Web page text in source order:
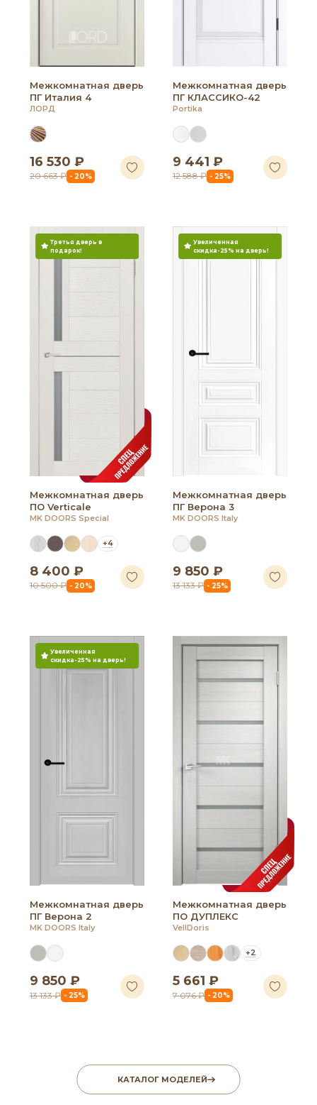
КАТАЛОГ МОДЕЛЕЙ
Межкомнатная дверь
ПГ Италия 4
ЛОРД
16 530 ₽
20 663 ₽ - 20%
Межкомнатная дверь
ПГ КЛАССИКО-42
Portika
9 441 ₽
12 588 ₽ - 25%
Третья дверь в
подарок!
Межкомнатная дверь
ПО Verticale
MK DOORS Special
+4
8 400 ₽
10 500 ₽ - 20%
Увеличенная
скидка-25% на дверь!
Межкомнатная дверь
ПГ Верона 3
MK DOORS Italy
9 850 ₽
13 133 ₽ - 25%
Увеличенная
скидка-25% на дверь!
Межкомнатная дверь
ПГ Верона 2
MK DOORS Italy
9 850 ₽
13 133 ₽ - 25%
Межкомнатная дверь
ПО ДУПЛЕКС
VellDoris
+2
5 661 ₽
7 076 ₽ - 20%